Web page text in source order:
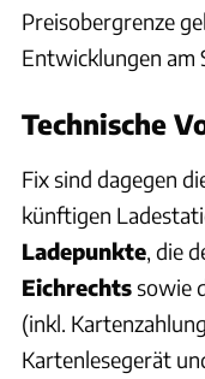
Preisobergrenze
Entwicklungen am
Technische
Fix sind dagegen
künftigen
Ladepunkte, die
Eichrechtssowie
(inkl.
Kartenlesegerät